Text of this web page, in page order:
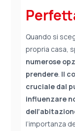
Quando si
propria casa,
numerose
prendere. Il
cruciale dal
influenzare
l’importanza